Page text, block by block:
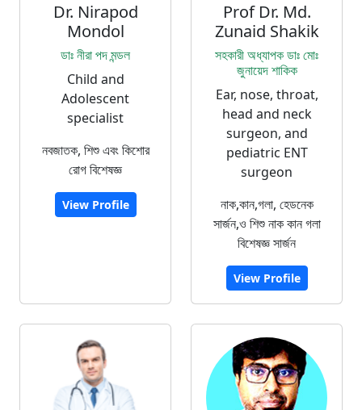
Dr. Nirapod
Mondol
ডাঃ নীরা পদ মন্ডল
Child and
Adolescent
specialist
নবজাতক, শিশু এবং কিশোর
রোগ বিশেষজ্ঞ
View Profile
Prof Dr. Md.
Zunaid Shakik
সহকারী অধ্যাপক ডাঃ মোঃ
জুনায়েদ শাকিক
Ear, nose, throat,
head and neck
surgeon, and
pediatric ENT
surgeon
নাক,কান,গলা, হেডনেক
সার্জন,ও শিশু নাক কান গলা
বিশেষজ্ঞ সার্জন
View Profile